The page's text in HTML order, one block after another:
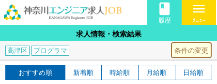
book
履歴
menu
ﾒﾆｭｰ
求人情報・検索結果
条件の変更
高津区 プログラマ
おすすめ順 新着順 時給順 月給順 日給順